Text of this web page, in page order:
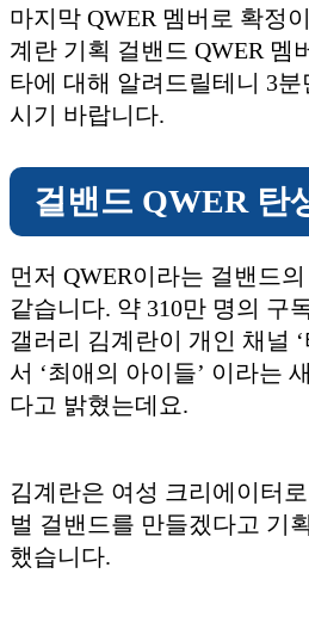
마지막 QWER 멤버로 확정
계란 기획 걸밴드 QWER 멤
타에 대해 알려드릴테니 3
시기 바랍니다.
걸밴드 QWER 탄
먼저 QWER이라는 걸밴드
같습니다. 약 310만 명의 구
갤러리 김계란이 개인 채널
서 ‘최애의 아이들’ 이라는
다고 밝혔는데요.
김계란은 여성 크리에이터
벌 걸밴드를 만들겠다고 기
했습니다.